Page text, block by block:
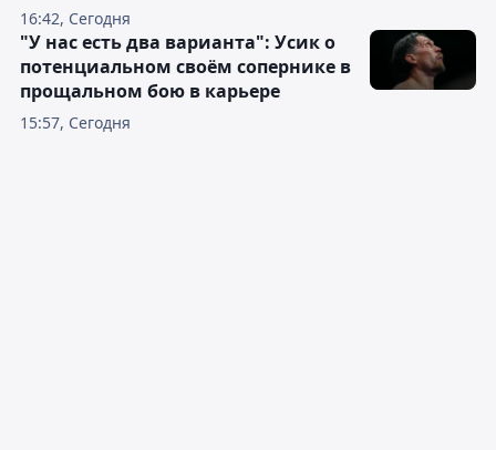
16:42, Сегодня
15:57, Сегодня
"У нас есть два варианта": Усик о
потенциальном своём сопернике в
прощальном бою в карьере